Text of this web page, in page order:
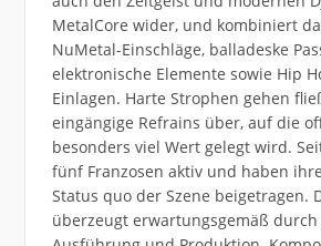
MetalCore wider, und kombiniert
NuMetal-Einschläge, balladeske
elektronische Elemente sowie Hip
Einlagen. Harte Strophen gehen
eingängige Refrains über, auf die
besonders viel Wert gelegt wird.
fünf Franzosen aktiv und haben
Status quo der Szene beigetragen.
überzeugt erwartungsgemäß